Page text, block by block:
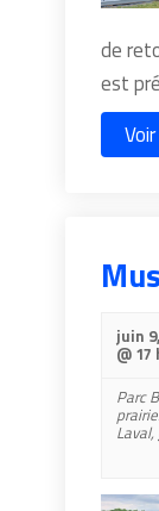
de
est
juin
@ 17
Parc
Laval,